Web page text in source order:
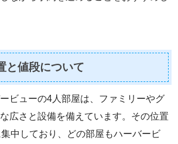
と値段について
ビューの4人部屋は、ファミリーやグ
広さと設備を備えています。その位置
中しており、どの部屋もハーバービ